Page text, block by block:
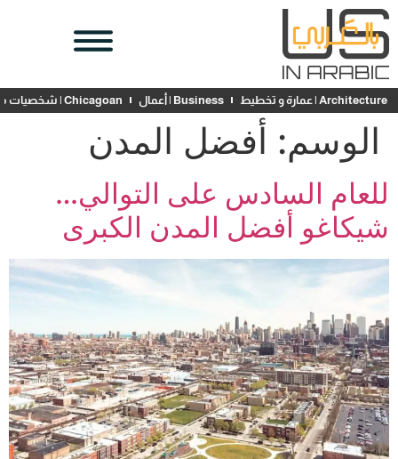
Architecture | عمارة و تخطيط Business | أعمال Chicagoan | شخصيات محلية
الوسم: أفضل المدن
للعام السادس على التوالي…
شيكاغو أفضل المدن الكبرى